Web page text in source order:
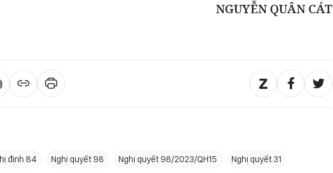
NGUYỄN QUÂN CÁT
định 84 Nghị quyết 98 Nghị quyết 98/2023/QH15 Nghị quyết 31